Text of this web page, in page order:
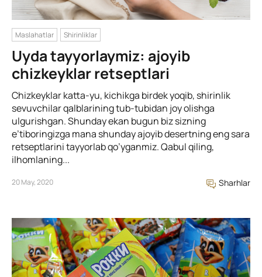
Maslahatlar Shirinliklar
Uyda tayyorlaymiz: ajoyib
chizkeyklar retseptlari
Chizkeyklar katta-yu, kichikga birdek yoqib, shirinlik
sevuvchilar qalblarining tub-tubidan joy olishga
ulgurishgan. Shunday ekan bugun biz sizning
e’tiboringizga mana shunday ajoyib desertning eng sara
retseptlarini tayyorlab qo’yganmiz. Qabul qiling,
ilhomlaning...
20 May, 2020 Sharhlar